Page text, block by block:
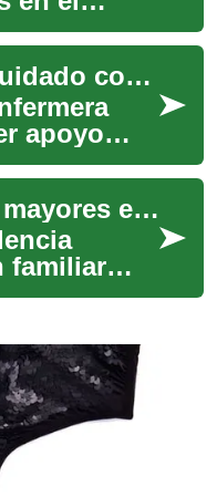
que
exige
Enfermera 24/7: cuidado continuo para personas mayores en casa
apoyo
todo
Residencias para mayores en México: opciones y cuidados
familiar
y la